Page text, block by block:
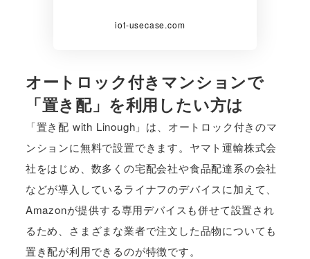
iot-usecase.com
オートロック付きマンションで
「置き配」を利用したい方は
「置き配 with Linough」は、オートロック付きのマ
ンションに無料で設置できます。ヤマト運輸株式会
社をはじめ、数多くの宅配会社や食品配達系の会社
などが導入しているライナフのデバイスに加えて、
Amazonが提供する専用デバイスも併せて設置され
るため、さまざまな業者で注文した品物についても
置き配が利用できるのが特徴です。